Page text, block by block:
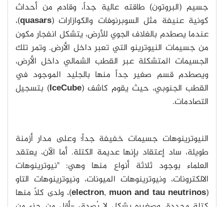
جسيم (البروتون) طاقته عالية جداً، وقادم من أحداث
كونية عنيفة مثل السوبرنوفات والكوازارات (quasars)،
عندما يصطدم بالغلاف الجوي للأرض، يتشكل انفجار مكون
من جسيمات النيوترينو التي تعبر داخل الأرض. وتمر تلك
الجسيمات المتشكلة عبر القطب الشمالي داخل الأرض،
ويصطدم قسم صغير جداً منها بالجليد الموجود في
القطب الجنوبي، حيث يقوم كاشف (IceCube) بتسجيل
التصادمات.
النيوترينوهات جسيمات خفيفة جداً؛ وعلى مدار أزمنة
طويلة، ساد إعتقاد بإنها عديمة الكتلة. أما الآن، يعتقد
العلماء بوجود ثلاثة أنواع منها وهي: "نيوترينوهات
الالكترونات، ونيوترينوهات الميونات، ونيوترينوهات التاو
(
electron, muon and tau neutrinos
)، ولدى كلاً منها